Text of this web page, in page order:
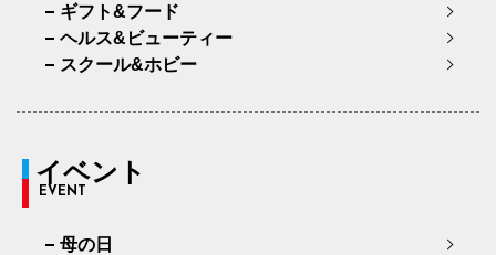
ギフト&フード
ヘルス&ビューティー
スクール&ホビー
イベント
EVENT
母の日